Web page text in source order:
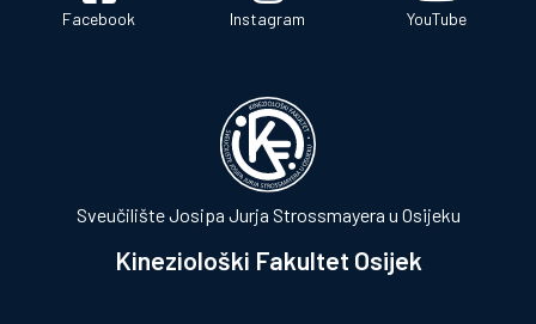
Facebook Instagram YouTube
Sveučilište Josipa Jurja Strossmayera u Osijeku
Kineziološki Fakultet Osijek